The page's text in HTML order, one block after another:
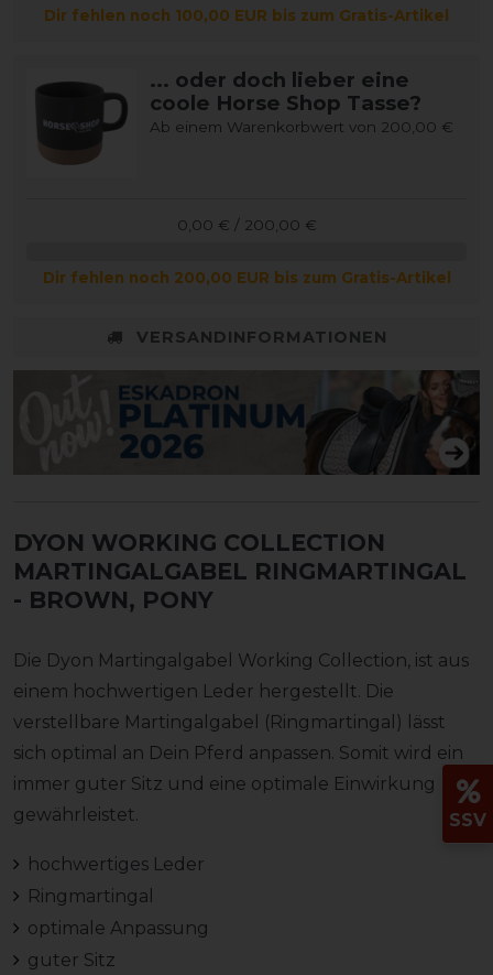
Dir fehlen noch 100,00 EUR bis zum Gratis-Artikel
... oder doch lieber eine
coole Horse Shop Tasse?
Ab einem Warenkorbwert von 200,00 €
0,00 € / 200,00 €
Dir fehlen noch 200,00 EUR bis zum Gratis-Artikel
VERSANDINFORMATIONEN
DYON WORKING COLLECTION
MARTINGALGABEL RINGMARTINGAL
- BROWN, PONY
Die Dyon Martingalgabel Working Collection, ist aus
einem hochwertigen Leder hergestellt. Die
verstellbare Martingalgabel (Ringmartingal) lässt
sich optimal an Dein Pferd anpassen. Somit wird ein
immer guter Sitz und eine optimale Einwirkung
gewährleistet.
hochwertiges Leder
Ringmartingal
optimale Anpassung
guter Sitz
SSV